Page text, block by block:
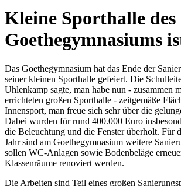
Kleine Sporthalle des
Goethegymnasiums
Das Goethegymnasium hat das Ende der
seiner kleinen Sporthalle gefeiert. Die
Uhlenkamp sagte, man habe nun - zusammen
errichteten großen Sporthalle - zeitgemäße
Innensport, man freue sich sehr über die
Dabei wurden für rund 400.000 Euro
die Beleuchtung und die Fenster überholt. Für
Jahr sind am Goethegymnasium weitere
sollen WC-Anlagen sowie Bodenbeläge
Klassenräume renoviert werden.
Die Arbeiten sind Teil eines großen